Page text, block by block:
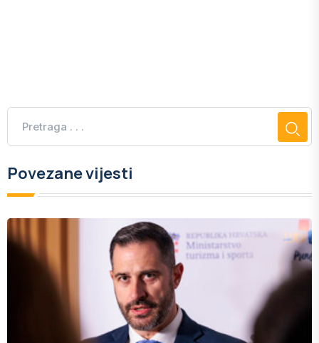
Povezane vijesti